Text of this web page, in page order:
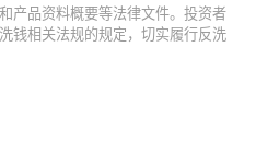
产品资料概要等法律文件。投资者
钱相关法规的规定，切实履行反洗